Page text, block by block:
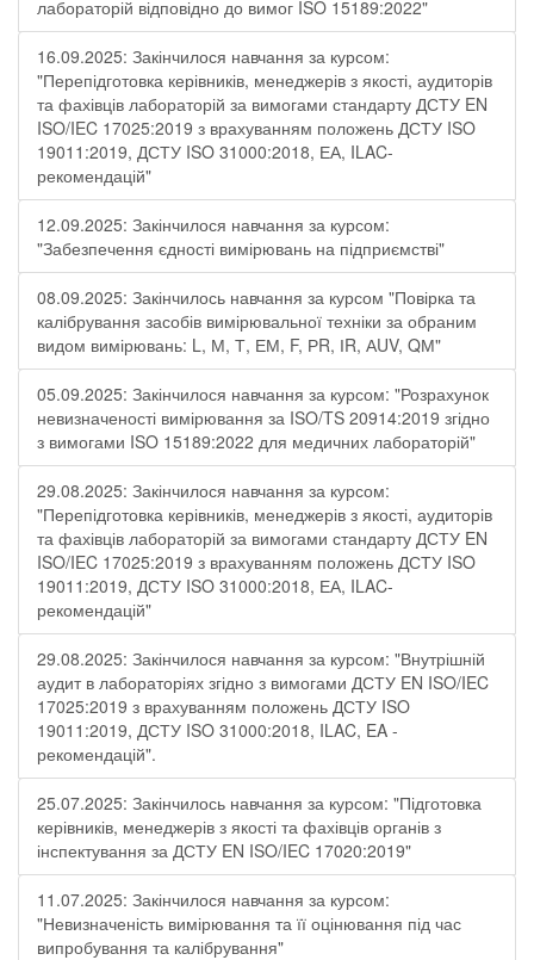
лабораторій відповідно до вимог ISO 15189:2022"
16.09.2025: Закінчилося навчання за курсом:
"Перепідготовка керівників, менеджерів з якості, аудиторів
та фахівців лабораторій за вимогами стандарту ДСТУ EN
ISO/IEC 17025:2019 з врахуванням положень ДСТУ ISO
19011:2019, ДСТУ ISO 31000:2018, ЕА, ILAC-
рекомендацій"
12.09.2025: Закінчилося навчання за курсом:
"Забезпечення єдності вимірювань на підприємстві"
08.09.2025: Закінчилось навчання за курсом "Повірка та
калібрування засобів вимірювальної техніки за обраним
видом вимірювань: L, М, Т, ЕМ, F, РR, ІR, АUV, QМ"
05.09.2025: Закінчилося навчання за курсом: "Розрахунок
невизначеності вимірювання за ISO/TS 20914:2019 згідно
з вимогами ISO 15189:2022 для медичних лабораторій"
29.08.2025: Закінчилося навчання за курсом:
"Перепідготовка керівників, менеджерів з якості, аудиторів
та фахівців лабораторій за вимогами стандарту ДСТУ EN
ISO/IEC 17025:2019 з врахуванням положень ДСТУ ISO
19011:2019, ДСТУ ISO 31000:2018, ЕА, ILAC-
рекомендацій"
29.08.2025: Закінчилося навчання за курсом: "Внутрішній
аудит в лабораторіях згідно з вимогами ДСТУ EN ISO/IEC
17025:2019 з врахуванням положень ДСТУ ISO
19011:2019, ДСТУ ISO 31000:2018, ILAC, EA -
рекомендацій".
25.07.2025: Закінчилось навчання за курсом: "Підготовка
керівників, менеджерів з якості та фахівців органів з
інспектування за ДСТУ EN ISO/IEC 17020:2019"
11.07.2025: Закінчилося навчання за курсом:
"Невизначеність вимірювання та її оцінювання під час
випробування та калібрування"